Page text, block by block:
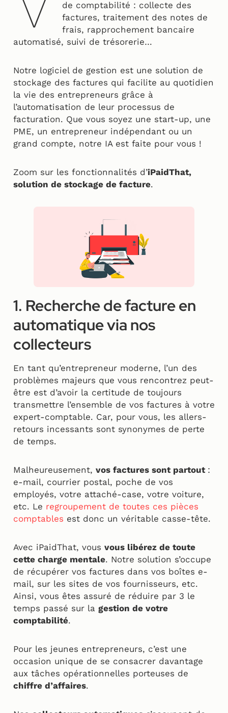
de comptabilité : collecte des
factures, traitement des notes de
frais, rapprochement bancaire
automatisé, suivi de trésorerie…
Notre logiciel de gestion est une solution de
stockage des factures qui facilite au quotidien
la vie des entrepreneurs grâce à
l’automatisation de leur processus de
facturation. Que vous soyez une start-up, une
PME, un entrepreneur indépendant ou un
grand compte, notre IA est faite pour vous !
Zoom sur les fonctionnalités d’iPaidThat,
solution de stockage de facture.
1. Recherche de facture en
automatique via nos
collecteurs
En tant qu’entrepreneur moderne, l’un des
problèmes majeurs que vous rencontrez peut-
être est d’avoir la certitude de toujours
transmettre l’ensemble de vos factures à votre
expert-comptable. Car, pour vous, les allers-
retours incessants sont synonymes de perte
de temps.
Malheureusement, vos factures sont partout :
e-mail, courrier postal, poche de vos
employés, votre attaché-case, votre voiture,
etc. Le regroupement de toutes ces pièces
comptables est donc un véritable casse-tête.
Avec iPaidThat, vous vous libérez de toute
cette charge mentale. Notre solution s’occupe
de récupérer vos factures dans vos boîtes e-
mail, sur les sites de vos fournisseurs, etc.
Ainsi, vous êtes assuré de réduire par 3 le
temps passé sur la gestion de votre
comptabilité.
Pour les jeunes entrepreneurs, c’est une
occasion unique de se consacrer davantage
aux tâches opérationnelles porteuses de
chiffre d’affaires.